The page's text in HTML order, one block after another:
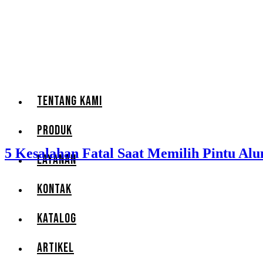
TENTANG KAMI
PRODUK
LAYANAN
KONTAK
KATALOG
ARTIKEL
5 Kesalahan Fatal Saat Memilih Pintu